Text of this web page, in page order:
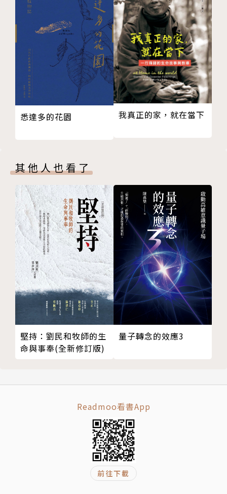
悉達多的花園 我真正的家，就在當下
其他人也看了
堅持：劉民和牧師的生
命與事奉(全新修訂版)
量子轉念的效應3
Readmoo看書App
前往下載